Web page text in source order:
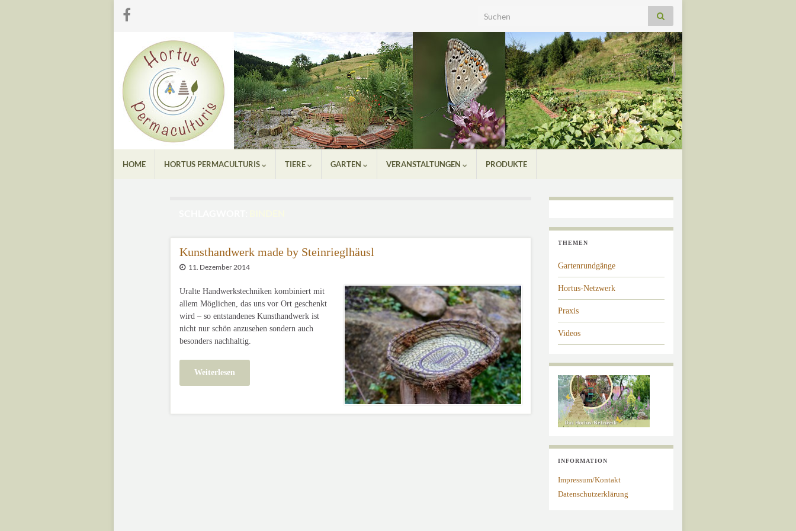
Search for:
HOME HORTUS PERMACULTURIS TIERE GARTEN VERANSTALTUNGEN PRODUKTE
Kunsthandwerk made by Steinrieglhäusl
11. Dezember 2014
Uralte Handwerkstechniken kombiniert mit
allem Möglichen, das uns vor Ort geschenkt
wird – so entstandenes Kunsthandwerk ist
nicht nur schön anzusehen sondern auch
besonders nachhaltig.
Weiterlesen
THEMEN
Gartenrundgänge
Hortus-Netzwerk
Praxis
Videos
INFORMATION
Impressum/Kontakt
Datenschutzerklärung